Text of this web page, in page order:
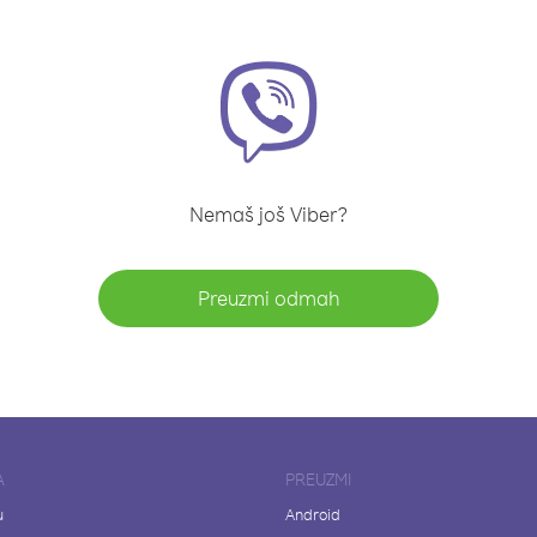
Nemaš još Viber?
Preuzmi odmah
PREUZMI
Android